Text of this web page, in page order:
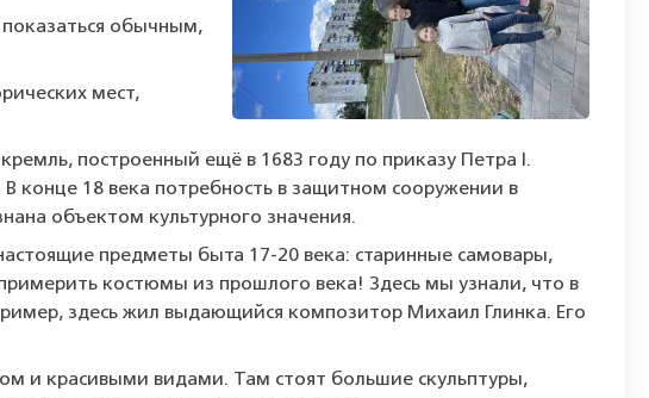
обычным,
мест,
построенный ещё в 1683 году по приказу Петра I.
конце 18 века потребность в защитном сооружении в
объектом культурного значения.
предметы быта 17-20 века: старинные самовары,
костюмы из прошлого века! Здесь мы узнали, что в
здесь жил выдающийся композитор Михаил Глинка. Его
и красивыми видами. Там стоят большие скульптуры,